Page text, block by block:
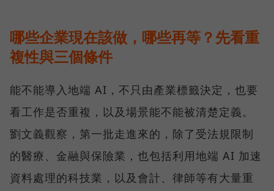
哪些企業現在該做，哪些再等？先看重
複性與三個條件
能不能導入地端 AI，不只由產業標籤決定，也要
看工作是否重複，以及場景能不能被清楚定義。
劉文義觀察，第一批走進來的，除了受法規限制
的醫療、金融與保險業，也包括利用地端 AI 加速
資料處理的科技業，以及會計、律師等有大量重